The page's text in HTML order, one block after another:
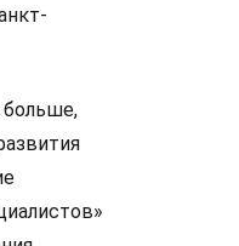
больше,